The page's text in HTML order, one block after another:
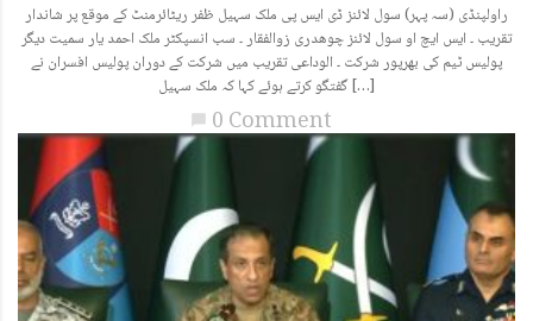
راولپنڈی (سہ پہر) سول لائنز ڈی ایس پی ملک سہیل ظفر ریٹائرمنٹ کے موقع پر شاندار
تقریب ۔ ایس ایچ او سول لائنز چوھدری زوالفقار ۔ سب انسپکٹر ملک احمد یار سمیت دیگر
پولیس ٹیم کی بھرپور شرکت ۔ الوداعی تقریب میں شرکت کے دوران پولیس افسران نے
گفتگو کرتے ہوئے کہا کہ ملک سہیل […]
chat_bubble 0 Comment